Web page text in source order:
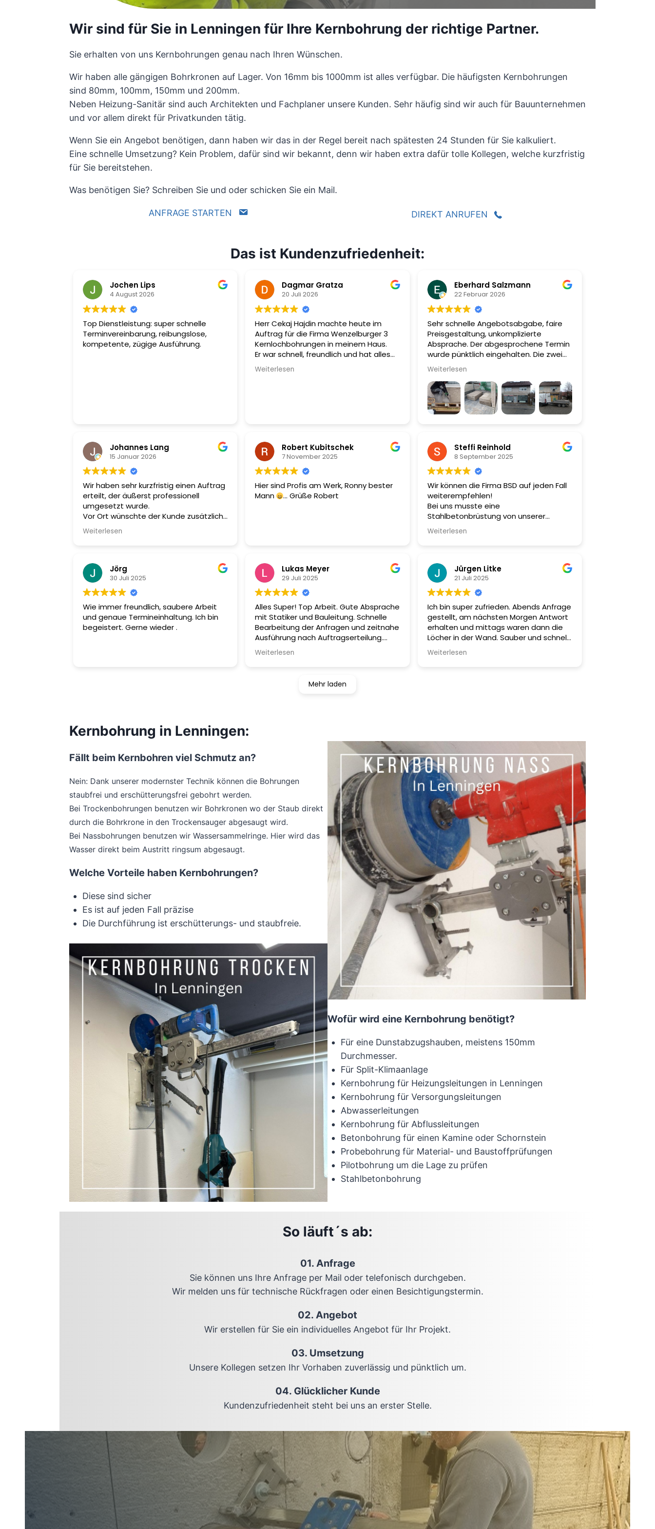
Wir sind für Sie in Lenningen für Ihre Kernbohrung der richtige Partner.
Sie erhalten von uns Kernbohrungen genau nach Ihren Wünschen.
Wir haben alle gängigen Bohrkronen auf Lager. Von 16mm bis 1000mm ist alles verfügbar. Die häufigsten Kernbohrungen
sind 80mm, 100mm, 150mm und 200mm.
Neben Heizung-Sanitär sind auch Architekten und Fachplaner unsere Kunden. Sehr häufig sind wir auch für Bauunternehmen
und vor allem direkt für Privatkunden tätig.
Wenn Sie ein Angebot benötigen, dann haben wir das in der Regel bereit nach spätesten 24 Stunden für Sie kalkuliert.
Eine schnelle Umsetzung? Kein Problem, dafür sind wir bekannt, denn wir haben extra dafür tolle Kollegen, welche kurzfristig
für Sie bereitstehen.
Was benötigen Sie? Schreiben Sie und oder schicken Sie ein Mail.
ANFRAGE STARTEN DIREKT ANRUFEN
Das ist Kundenzufriedenheit:
Jochen Lips
4 August 2026
Top Dienstleistung: super schnelle
Terminvereinbarung, reibungslose,
kompetente, zügige Ausführung.
Dagmar Gratza
20 Juli 2026
Herr Cekaj Hajdin machte heute im
Auftrag für die Firma Wenzelburger 3
Kernlochbohrungen in meinem Haus.
Er war schnell, freundlich und hat alles
sehr sauber hinterlassen.
Weiterlesen
Eberhard Salzmann
22 Februar 2026
Sehr schnelle Angebotsabgabe, faire
Preisgestaltung, unkomplizierte
Absprache. Der abgesprochene Termin
wurde pünktlich eingehalten. Die zwei
Mitarbeiter vor Ort haben sehr überlegt,
ruhig und präzise den Auftrag
wunschgemäß, vollständig und sauber
ausgeführt. Die Firma BSD kann ich
empfehlen!
Weiterlesen
Johannes Lang
15 Januar 2026
Wir haben sehr kurzfristig einen Auftrag
erteilt, der äußerst professionell
umgesetzt wurde.
Vor Ort wünschte der Kunde zusätzlich
noch eine Kernbohrung für eine Wallbox
– der Monteur hat das sofort und völlig
den Betrieb uneingeschränkt
weiterempfehlen!
Weiterlesen
Robert Kubitschek
7 November 2025
Hier sind Profis am Werk, Ronny bester
Mann
... Grüße Robert
Steffi Reinhold
8 September 2025
Wir können die Firma BSD auf jeden Fall
weiterempfehlen!
Bei uns musste eine
Stahlbetonbrüstung von unserer
Terrasse entfernt werden, die mit der
oberen Geschossdecke verbunden war.
Und wir sind sehr zufrieden.
Die Kommunikation war freundlich,
professionell und zielführend. Und die
Arbeiten wurden zu unserer vollen
Zufriedenheit ausgeführt. Ein
besonderes Lob gilt der raschen
Umsetzung: Zwischen
Angebotseinholung und Abtransport
der abgesägten Brüstungsteile verging
Weiterlesen
Jörg
30 Juli 2025
Wie immer freundlich, saubere Arbeit
und genaue Termineinhaltung. Ich bin
begeistert. Gerne wieder .
Lukas Meyer
29 Juli 2025
Alles Super! Top Arbeit. Gute Absprache
mit Statiker und Bauleitung. Schnelle
Bearbeitung der Anfragen und zeitnahe
Ausführung nach Auftragserteilung.
Gerne jederzeit wieder.
Weiterlesen
Jürgen Litke
21 Juli 2025
Ich bin super zufrieden. Abends Anfrage
gestellt, am nächsten Morgen Antwort
erhalten und mittags waren dann die
Löcher in der Wand. Sauber und schnell
- zu einem fairen Preis.
Weiterlesen
Mehr laden
Kernbohrung in Lenningen:
Fällt beim Kernbohren viel Schmutz an?
Nein: Dank unserer modernster Technik können die Bohrungen
staubfrei und erschütterungsfrei gebohrt werden.
Bei Trockenbohrungen benutzen wir Bohrkronen wo der Staub direkt
durch die Bohrkrone in den Trockensauger abgesaugt wird.
Bei Nassbohrungen benutzen wir Wassersammelringe. Hier wird das
Wasser direkt beim Austritt ringsum abgesaugt.
Welche Vorteile haben Kernbohrungen?
Diese sind sicher
Es ist auf jeden Fall präzise
Die Durchführung ist erschütterungs- und staubfreie.
Wofür wird eine Kernbohrung benötigt?
Für eine Dunstabzugshauben, meistens 150mm
Durchmesser.
Für Split-Klimaanlage
Kernbohrung für Heizungsleitungen in Lenningen
Kernbohrung für Versorgungsleitungen
Abwasserleitungen
Kernbohrung für Abflussleitungen
Betonbohrung für einen Kamine oder Schornstein
Probebohrung für Material- und Baustoffprüfungen
Pilotbohrung um die Lage zu prüfen
Stahlbetonbohrung
So läuft´s ab:
01. Anfrage
Sie können uns Ihre Anfrage per Mail oder telefonisch durchgeben.
Wir melden uns für technische Rückfragen oder einen Besichtigungstermin.
02. Angebot
Wir erstellen für Sie ein individuelles Angebot für Ihr Projekt.
03. Umsetzung
Unsere Kollegen setzen Ihr Vorhaben zuverlässig und pünktlich um.
04. Glücklicher Kunde
Kundenzufriedenheit steht bei uns an erster Stelle.